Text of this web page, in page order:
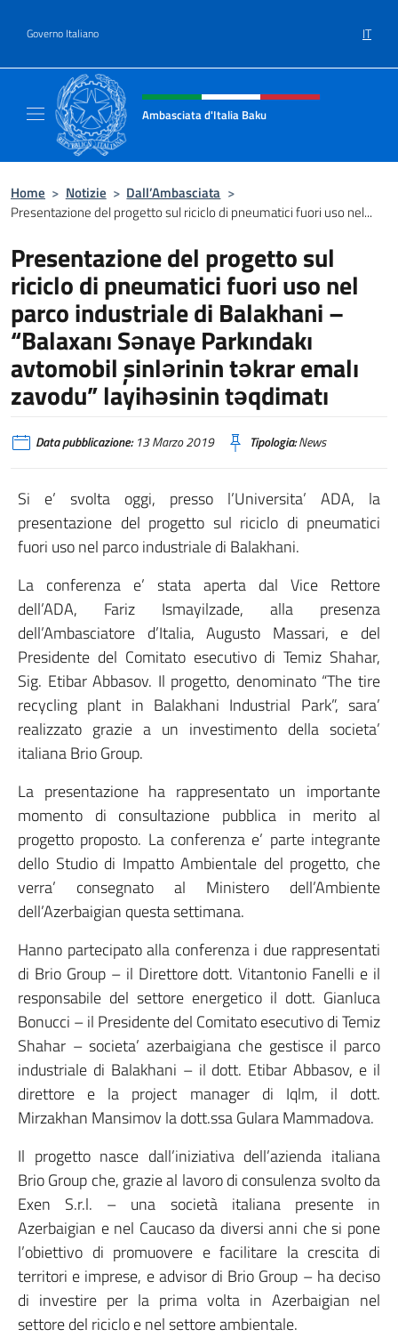
Governo Italiano IT
Intestazione sito, social e menù
Ambasciata d'Italia Baku
Home > Notizie > Dall’Ambasciata >
Presentazione del progetto sul riciclo di pneumatici fuori uso nel...
Presentazione del progetto sul
riciclo di pneumatici fuori uso nel
parco industriale di Balakhani –
“Balaxanı Sənaye Parkındakı
avtomobil şinlərinin təkrar emalı
zavodu” layihəsinin təqdimatı
Data pubblicazione:13 Marzo 2019 Tipologia:News
Si e’ svolta oggi, presso l’Universita’ ADA, la
presentazione del progetto sul riciclo di pneumatici
fuori uso nel parco industriale di Balakhani.
La conferenza e’ stata aperta dal Vice Rettore
dell’ADA, Fariz Ismayilzade, alla presenza
dell’Ambasciatore d’Italia, Augusto Massari, e del
Presidente del Comitato esecutivo di Temiz Shahar,
Sig. Etibar Abbasov. Il progetto, denominato “The tire
recycling plant in Balakhani Industrial Park”, sara’
realizzato grazie a un investimento della societa’
italiana Brio Group.
La presentazione ha rappresentato un importante
momento di consultazione pubblica in merito al
progetto proposto. La conferenza e’ parte integrante
dello Studio di Impatto Ambientale del progetto, che
verra’ consegnato al Ministero dell’Ambiente
dell’Azerbaigian questa settimana.
Hanno partecipato alla conferenza i due rappresentati
di Brio Group – il Direttore dott. Vitantonio Fanelli e il
responsabile del settore energetico il dott. Gianluca
Bonucci – il Presidente del Comitato esecutivo di Temiz
Shahar – societa’ azerbaigiana che gestisce il parco
industriale di Balakhani – il dott. Etibar Abbasov, e il
direttore e la project manager di Iqlm, il dott.
Mirzakhan Mansimov la dott.ssa Gulara Mammadova.
Il progetto nasce dall’iniziativa dell’azienda italiana
Brio Group che, grazie al lavoro di consulenza svolto da
Exen S.r.l. – una società italiana presente in
Azerbaigian e nel Caucaso da diversi anni che si pone
l’obiettivo di promuovere e facilitare la crescita di
territori e imprese, e advisor di Brio Group – ha deciso
di investire per la prima volta in Azerbaigian nel
settore del riciclo e nel settore ambientale.